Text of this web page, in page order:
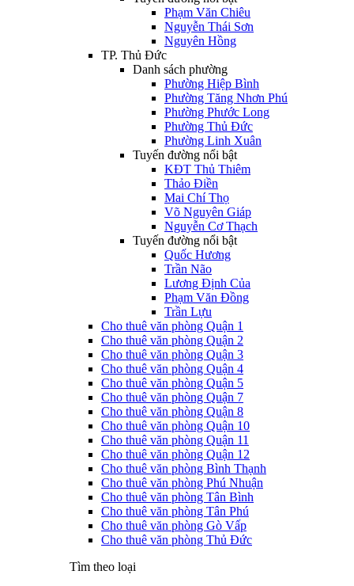
Phạm Văn Chiêu
Nguyễn Thái Sơn
Nguyên Hồng
TP. Thủ Đức
Danh sách phường
Phường Hiệp Bình
Phường Tăng Nhơn Phú
Phường Phước Long
Phường Thủ Đức
Phường Linh Xuân
Tuyến đường nổi bật
KĐT Thủ Thiêm
Thảo Điền
Mai Chí Thọ
Võ Nguyên Giáp
Nguyễn Cơ Thạch
Tuyến đường nổi bật
Quốc Hương
Trần Não
Lương Định Của
Phạm Văn Đồng
Trần Lựu
Cho thuê văn phòng Quận 1
Cho thuê văn phòng Quận 2
Cho thuê văn phòng Quận 3
Cho thuê văn phòng Quận 4
Cho thuê văn phòng Quận 5
Cho thuê văn phòng Quận 7
Cho thuê văn phòng Quận 8
Cho thuê văn phòng Quận 10
Cho thuê văn phòng Quận 11
Cho thuê văn phòng Quận 12
Cho thuê văn phòng Bình Thạnh
Cho thuê văn phòng Phú Nhuận
Cho thuê văn phòng Tân Bình
Cho thuê văn phòng Tân Phú
Cho thuê văn phòng Gò Vấp
Cho thuê văn phòng Thủ Đức
Tìm theo loại